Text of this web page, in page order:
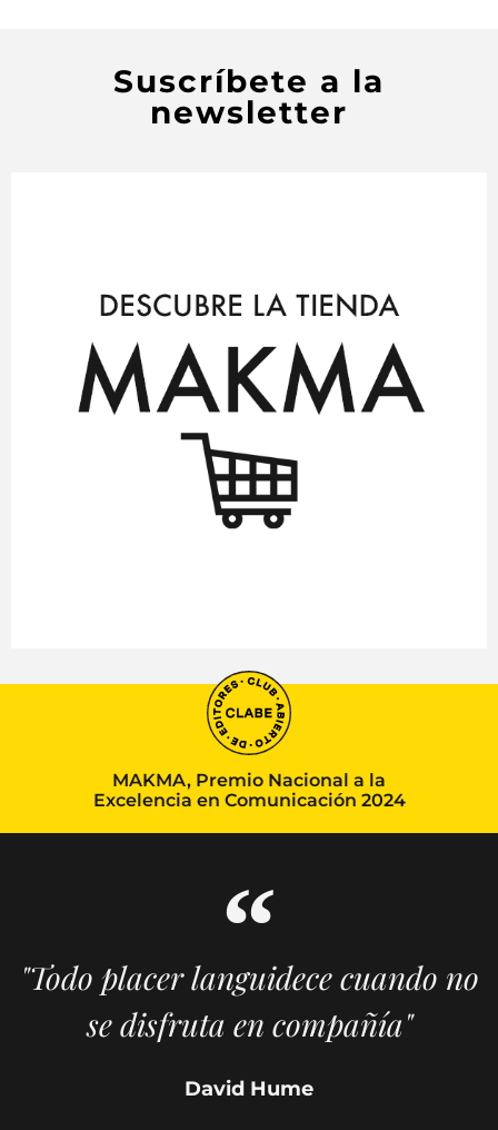
Suscríbete a la
newsletter
MAKMA, Premio Nacional a la
Excelencia en Comunicación 2024
"Todo placer languidece cuando no
se disfruta en compañía"
David Hume